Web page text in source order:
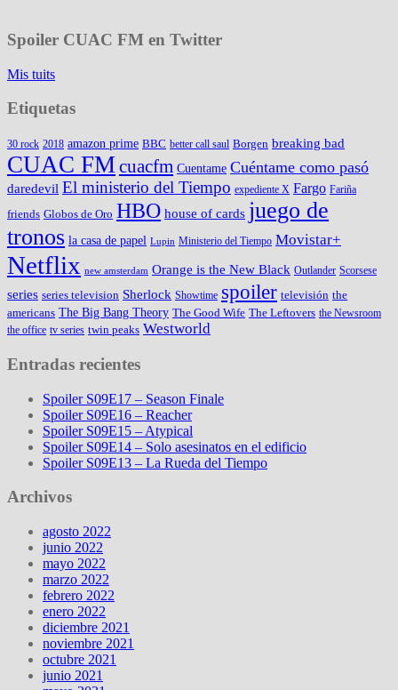
Spoiler CUAC FM en Twitter
Mis tuits
Etiquetas
30 rock 2018 amazon prime BBC better call saul Borgen breaking bad
CUAC FMcuacfm Cuentame Cuéntame como pasó
daredevil El ministerio del Tiempo expediente X Fargo Fariña
friends Globos de Oro HBO house of cards juego de
tronos la casa de papel Lupin Ministerio del Tiempo Movistar+
Netflix new amsterdam Orange is the New Black Outlander Scorsese
series series television Sherlock Showtime spoiler televisión the
americans The Big Bang Theory The Good Wife The Leftovers the Newsroom
the office tv series twin peaks Westworld
Entradas recientes
Spoiler S09E17 – Season Finale
Spoiler S09E16 – Reacher
Spoiler S09E15 – Atypical
Spoiler S09E14 – Solo asesinatos en el edificio
Spoiler S09E13 – La Rueda del Tiempo
Archivos
agosto 2022
junio 2022
mayo 2022
marzo 2022
febrero 2022
enero 2022
diciembre 2021
noviembre 2021
octubre 2021
junio 2021